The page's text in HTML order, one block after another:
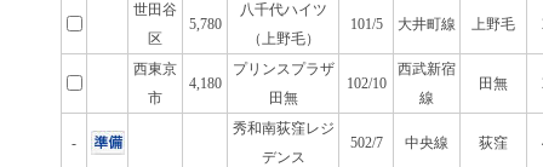
世田谷
区
5,780
八千代ハイツ
（上野毛）
101/5 大井町線 上野毛
西東京
市
4,180
プリンスプラザ
田無
102/10
西武新宿
線
田無
-
秀和南荻窪レジ
デンス
502/7 中央線 荻窪